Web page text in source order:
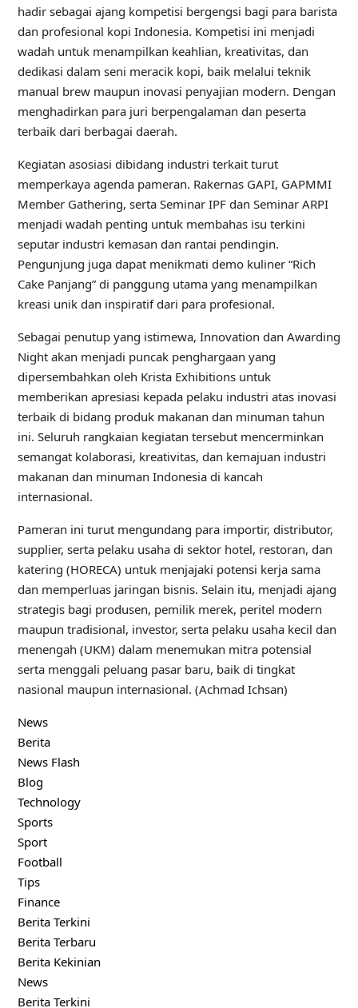
hadir sebagai ajang kompetisi bergengsi bagi para barista
dan profesional kopi Indonesia. Kompetisi ini menjadi
wadah untuk menampilkan keahlian, kreativitas, dan
dedikasi dalam seni meracik kopi, baik melalui teknik
manual brew maupun inovasi penyajian modern. Dengan
menghadirkan para juri berpengalaman dan peserta
terbaik dari berbagai daerah.
Kegiatan asosiasi dibidang industri terkait turut
memperkaya agenda pameran. Rakernas GAPI, GAPMMI
Member Gathering, serta Seminar IPF dan Seminar ARPI
menjadi wadah penting untuk membahas isu terkini
seputar industri kemasan dan rantai pendingin.
Pengunjung juga dapat menikmati demo kuliner “Rich
Cake Panjang” di panggung utama yang menampilkan
kreasi unik dan inspiratif dari para profesional.
Sebagai penutup yang istimewa, Innovation dan Awarding
Night akan menjadi puncak penghargaan yang
dipersembahkan oleh Krista Exhibitions untuk
memberikan apresiasi kepada pelaku industri atas inovasi
terbaik di bidang produk makanan dan minuman tahun
ini. Seluruh rangkaian kegiatan tersebut mencerminkan
semangat kolaborasi, kreativitas, dan kemajuan industri
makanan dan minuman Indonesia di kancah
internasional.
Pameran ini turut mengundang para importir, distributor,
supplier, serta pelaku usaha di sektor hotel, restoran, dan
katering (HORECA) untuk menjajaki potensi kerja sama
dan memperluas jaringan bisnis. Selain itu, menjadi ajang
strategis bagi produsen, pemilik merek, peritel modern
maupun tradisional, investor, serta pelaku usaha kecil dan
menengah (UKM) dalam menemukan mitra potensial
serta menggali peluang pasar baru, baik di tingkat
nasional maupun internasional. (Achmad Ichsan)
News
Berita
News Flash
Blog
Technology
Sports
Sport
Football
Tips
Finance
Berita Terkini
Berita Terbaru
Berita Kekinian
News
Berita Terkini